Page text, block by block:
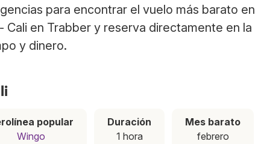
para encontrar el vuelo más barato en
en Trabber y reserva directamente en la
y dinero.
popular
Wingo
Duración
1 hora
Mes barato
febrero